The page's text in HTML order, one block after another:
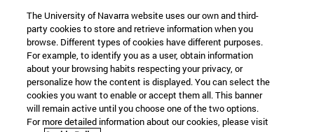
The University of Navarra website uses our own and third-
party cookies to store and retrieve information when you
browse. Different types of cookies have different purposes.
For example, to identify you as a user, obtain information
about your browsing habits respecting your privacy, or
personalize how the content is displayed. You can select the
cookies you want to enable or accept them all. This banner
will remain active until you choose one of the two options.
For more detailed information about our cookies, please visit